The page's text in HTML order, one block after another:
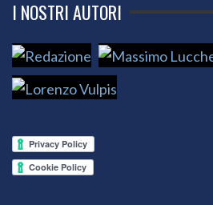
I NOSTRI AUTORI